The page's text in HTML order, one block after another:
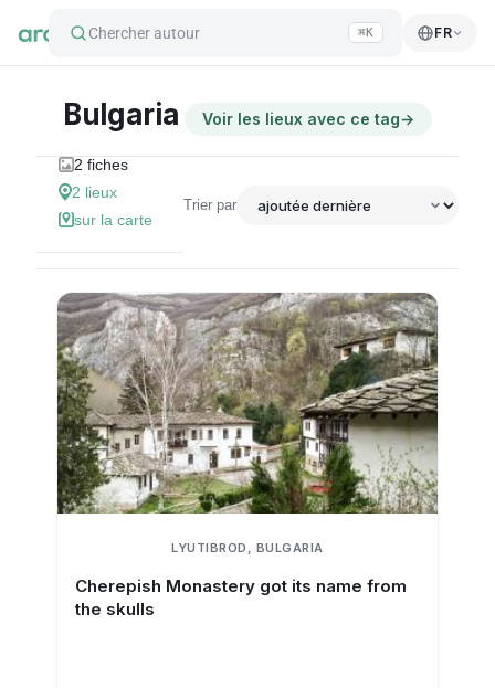
Chercher autour ⌘K FR
Bulgaria Voir les lieux avec ce tag→
2 fiches
2 lieux
sur la carte
Trier par
LYUTIBROD, BULGARIA
Cherepish Monastery got its name from
the skulls